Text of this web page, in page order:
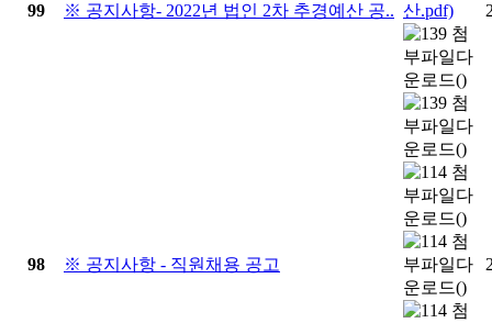
99 ※ 공지사항- 2022년 법인 2차 추경예산 공..
98 ※ 공지사항 - 직원채용 공고